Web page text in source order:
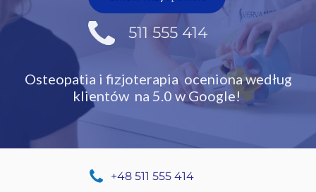
511 555 414
Osteopatia i fizjoterapia ocenionawedług
klientów na 5.0 w Google!
+48 511 555 414